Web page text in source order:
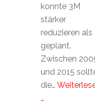
konnte 3M
stärker
reduzieren als
geplant.
Zwischen
und 2015
die…
…